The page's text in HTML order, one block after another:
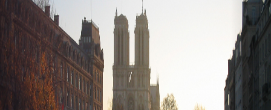
Previous